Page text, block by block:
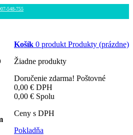
548-755
Košík 0 produkt Produkty (prázdne)
Žiadne produkty
Doručenie zdarma! Poštovné
0,00 € DPH
0,00 € Spolu
Ceny s DPH
Pokladňa